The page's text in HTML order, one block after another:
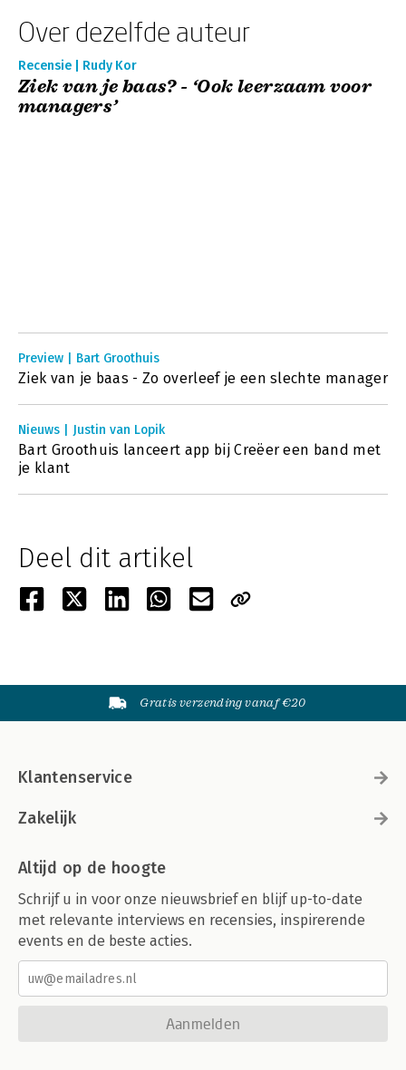
Over dezelfde auteur
Recensie | Rudy Kor
Ziek van je baas? - ‘Ook leerzaam voor
managers’
Preview | Bart Groothuis
Ziek van je baas - Zo overleef je een slechte manager
Nieuws | Justin van Lopik
Bart Groothuis lanceert app bij Creëer een band met
je klant
Deel dit artikel
Gratis verzending vanaf €20
Klantenservice
Zakelijk
Altijd op de hoogte
Schrijf u in voor onze nieuwsbrief en blijf up-to-date
met relevante interviews en recensies, inspirerende
events en de beste acties.
Aanmelden